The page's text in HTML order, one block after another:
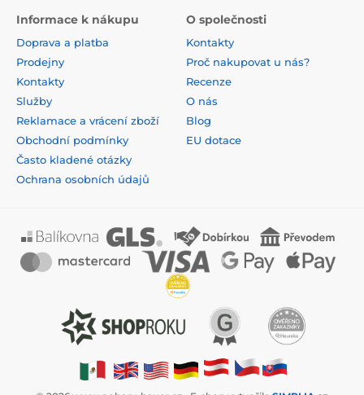
Informace k nákupu
Doprava a platba
Prodejny
Kontakty
Služby
Reklamace a vrácení zboží
Obchodní podmínky
Často kladené otázky
Ochrana osobních údajů
O společnosti
Kontakty
Proč nakupovat u nás?
Recenze
O nás
Blog
EU dotace